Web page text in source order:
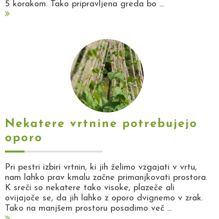
5 korakom. Tako pripravljena greda bo ...
Nekatere vrtnine potrebujejo
oporo
Pri pestri izbiri vrtnin, ki jih želimo vzgajati v vrtu,
nam lahko prav kmalu začne primanjkovati prostora.
K sreči so nekatere tako visoke, plazeče ali
ovijajoče se, da jih lahko z oporo dvignemo v zrak.
Tako na manjšem prostoru posadimo več ...